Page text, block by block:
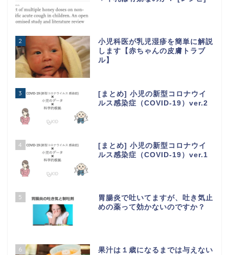
2
小児科医が乳児湿疹を簡単に解説
します【赤ちゃんの皮膚トラブ
ル】
3
[まとめ] 小児の新型コロナウイ
ルス感染症（COVID-19）ver.2
4
[まとめ] 小児の新型コロナウイ
ルス感染症（COVID-19）ver.1
5
胃腸炎で吐いてますが、吐き気止
めの薬って効かないのですか？
6
果汁は１歳になるまでは与えない